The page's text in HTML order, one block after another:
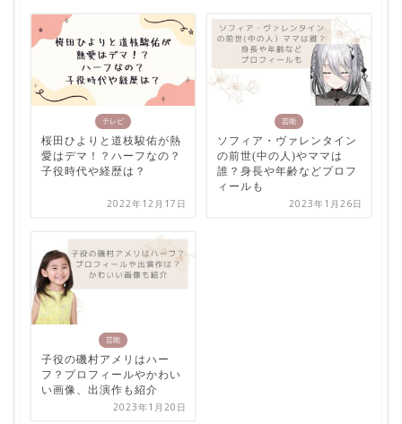
テレビ
桜田ひよりと道枝駿佑が熱
愛はデマ！？ハーフなの？
子役時代や経歴は？
2022年12月17日
芸能
ソフィア・ヴァレンタイン
の前世(中の人)やママは
誰？身長や年齢などプロフ
ィールも
2023年1月26日
芸能
子役の磯村アメリはハー
フ？プロフィールやかわい
い画像、出演作も紹介
2023年1月20日